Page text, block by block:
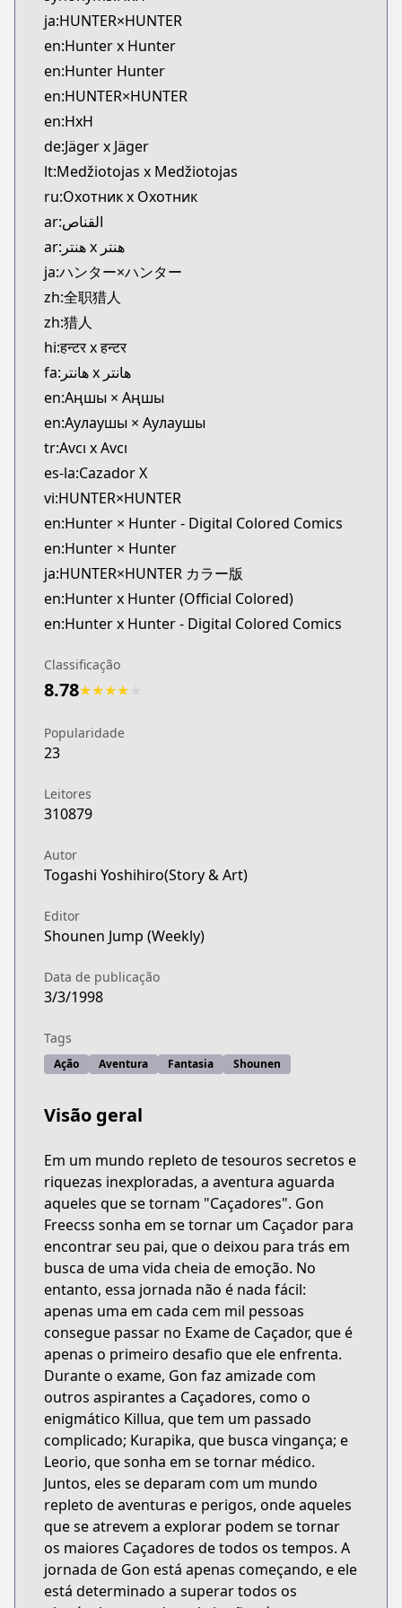
MangaUpdates
Book☆Walker
Book☆Walker
https://bookwalker.jp/series/13152/list
Official English
Official English
https://mangaplus.shueisha.co.jp/titles/100015
Shonen Jump
Shonen Jump
https://www.shonenjump.com/j/rensai/
Viz
Viz
https://www.viz.com/shonenjump/chapters/
MANGA Plus
MANGA Plus
https://mangaplus.shueisha.co.jp/titles/700012
Shonen Jump Plus
Shonen Jump Plus
https://shonenjumpplus.com/episode/
MANGA Plus
MANGA Plus
ja:HUNTER×HUNTER
en:Hunter x Hunter
en:Hunter Hunter
en:HUNTER×HUNTER
en:HxH
de:Jäger x Jäger
lt:Medžiotojas x Medžiotojas
ru:Охотник х Охотник
ar:القناص
ar:هنتر x هنتر
ja:ハンター×ハンター
zh:全职猎人
zh:猎人
hi:हन्टर x हन्टर
fa:هانتر x هانتر
en:Аңшы × Аңшы
en:Аулаушы × Аулаушы
tr:Avcı x Avcı
es-la:Cazador X
vi:HUNTER×HUNTER
en:Hunter × Hunter - Digital Colored Comics
en:Hunter × Hunter
ja:HUNTER×HUNTER カラー版
en:Hunter x Hunter (Official Colored)
en:Hunter x Hunter - Digital Colored Comics
Classificação
8.78★★★★
Popularidade
23
Leitores
310879
Autor
Togashi Yoshihiro(Story & Art)
Editor
Shounen Jump (Weekly)
Data de publicação
3/3/1998
Tags
Ação Aventura Fantasia Shounen
Visão geral
Em um mundo repleto de tesouros secretos e
riquezas inexploradas, a aventura aguarda
aqueles que se tornam "Caçadores". Gon
Freecss sonha em se tornar um Caçador para
encontrar seu pai, que o deixou para trás em
busca de uma vida cheia de emoção. No
entanto, essa jornada não é nada fácil:
apenas uma em cada cem mil pessoas
consegue passar no Exame de Caçador, que é
apenas o primeiro desafio que ele enfrenta.
Durante o exame, Gon faz amizade com
outros aspirantes a Caçadores, como o
enigmático Killua, que tem um passado
complicado; Kurapika, que busca vingança; e
Leorio, que sonha em se tornar médico.
Juntos, eles se deparam com um mundo
repleto de aventuras e perigos, onde aqueles
que se atrevem a explorar podem se tornar
os maiores Caçadores de todos os tempos. A
jornada de Gon está apenas começando, e ele
está determinado a superar todos os